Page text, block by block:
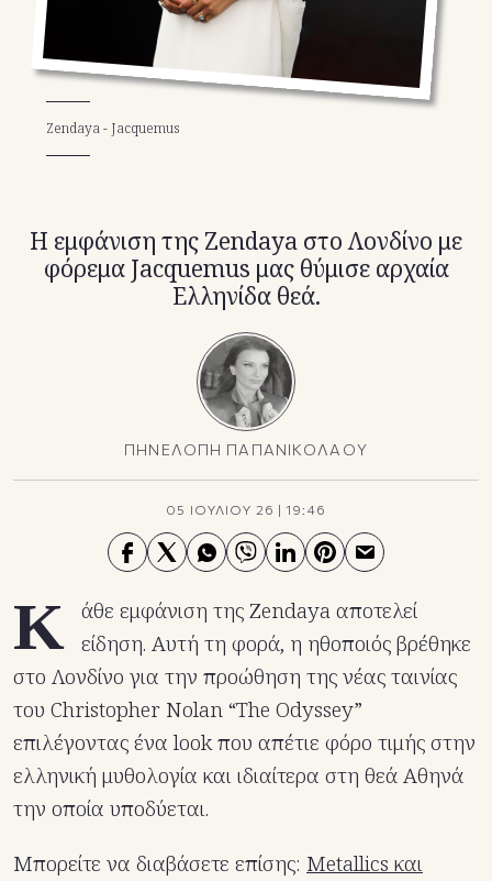
Zendaya - Jacquemus
Η εμφάνιση της Zendaya στο Λονδίνο με
φόρεμα Jacquemus μας θύμισε αρχαία
Ελληνίδα θεά.
ΠΗΝΕΛΟΠΗ ΠΑΠΑΝΙΚΟΛΑΟΥ
05 ΙΟΥΛΙΟΥ 26 |19:46
Κ άθε εμφάνιση της Zendaya αποτελεί
είδηση. Αυτή τη φορά, η ηθοποιός βρέθηκε
στο Λονδίνο για την προώθηση της νέας ταινίας
του Christopher Nolan “The Odyssey”
επιλέγοντας ένα look που απέτιε φόρο τιμής στην
ελληνική μυθολογία και ιδιαίτερα στη θεά Αθηνά
την οποία υποδύεται.
Μπορείτε να διαβάσετε επίσης: Metallics και